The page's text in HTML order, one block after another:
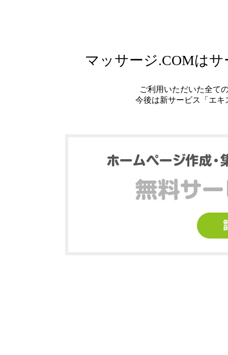
マッサージ.COMは
ご利用いただいた全て
今後は新サービス「エ